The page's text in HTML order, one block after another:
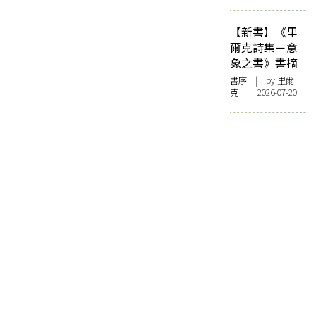
【新書】《里
爾克詩集－意
象之書》書摘
書序 | by 里爾
克 | 2026-07-20